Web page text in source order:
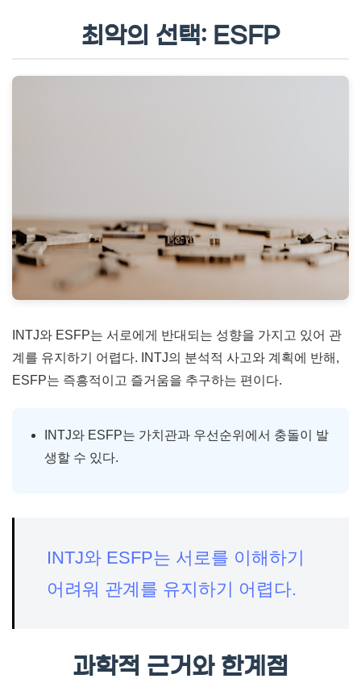
최악의 선택: ESFP
INTJ와 ESFP는 서로에게 반대되는 성향을 가지고 있어 관
계를 유지하기 어렵다. INTJ의 분석적 사고와 계획에 반해,
ESFP는 즉흥적이고 즐거움을 추구하는 편이다.
INTJ와 ESFP는 가치관과 우선순위에서 충돌이 발
생할 수 있다.
INTJ와 ESFP는 서로를 이해하기
어려워 관계를 유지하기 어렵다.
과학적 근거와 한계점